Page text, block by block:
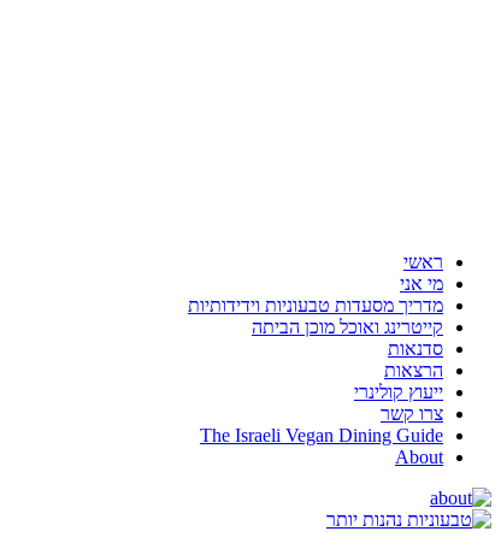
ראשי
מי אני
מדריך מסעדות טבעוניות וידידותיות
קייטרינג ואוכל מוכן הביתה
סדנאות
הרצאות
ייעוץ קולינרי
צרו קשר
The Israeli Vegan Dining Guide
About